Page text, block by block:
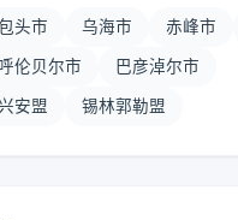
头市 乌海市 赤峰市
呼伦贝尔市 巴彦淖尔市
安盟 锡林郭勒盟